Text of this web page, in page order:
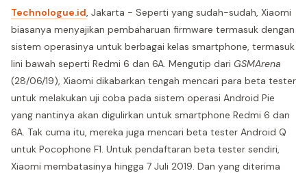
Technologue.id, Jakarta - Seperti yang sudah-sudah, Xiaomi
biasanya menyajikan pembaharuan firmware termasuk dengan
sistem operasinya untuk berbagai kelas smartphone, termasuk
lini bawah seperti Redmi 6 dan 6A. Mengutip dari GSMArena
(28/06/19), Xiaomi dikabarkan tengah mencari para beta tester
untuk melakukan uji coba pada sistem operasi Android Pie
yang nantinya akan digulirkan untuk smartphone Redmi 6 dan
6A. Tak cuma itu, mereka juga mencari beta tester Android Q
untuk Pocophone F1. Untuk pendaftaran beta tester sendiri,
Xiaomi membatasinya hingga 7 Juli 2019. Dan yang diterima